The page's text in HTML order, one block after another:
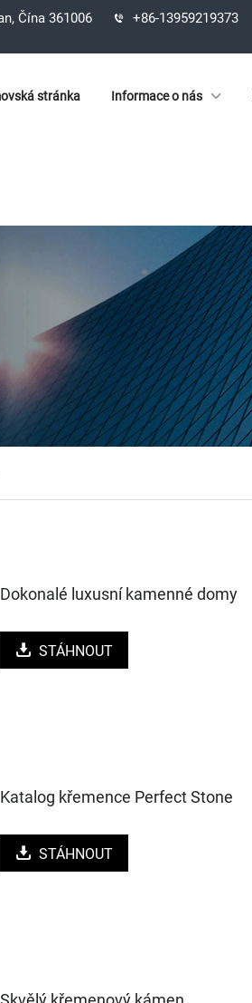
Čína 361006 +86-13959219373
stránka Informace o nás
Dokonalé luxusní kamenné domy
STÁHNOUT
Katalog křemence Perfect Stone
STÁHNOUT